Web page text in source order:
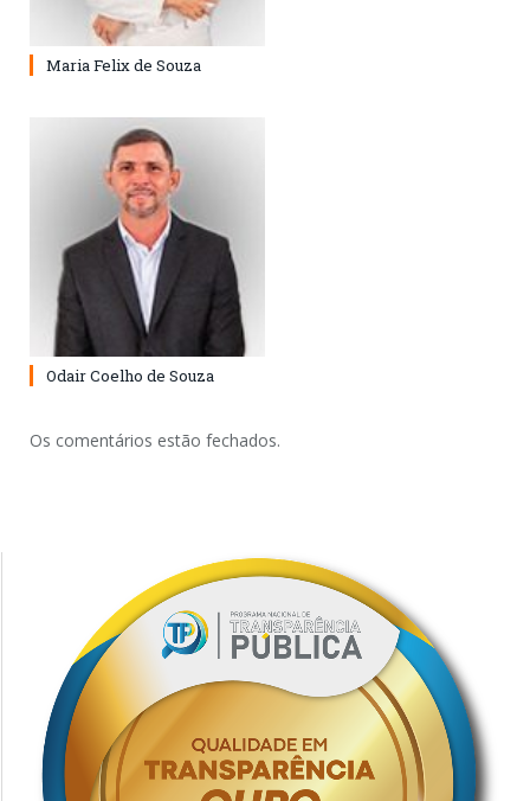
Maria Felix de Souza
Odair Coelho de Souza
Os comentários estão fechados.